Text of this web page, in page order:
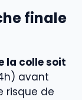
finale
la colle soit
avant
risque de